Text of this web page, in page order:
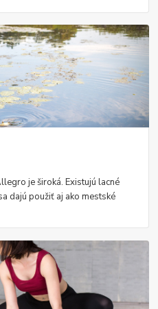
je široká. Existujú lacné
dajú použiť aj ako mestské